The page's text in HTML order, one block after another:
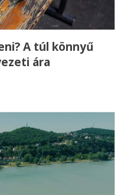
A túl könnyű
ára